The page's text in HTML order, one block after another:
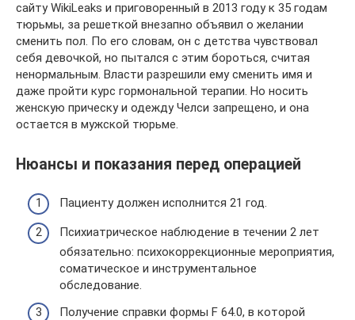
сайту WikiLeaks и приговоренный в 2013 году к 35 годам
тюрьмы, за решеткой внезапно объявил о желании
сменить пол. По его словам, он с детства чувствовал
себя девочкой, но пытался с этим бороться, считая
ненормальным. Власти разрешили ему сменить имя и
даже пройти курс гормональной терапии. Но носить
женскую прическу и одежду Челси запрещено, и она
остается в мужской тюрьме.
Нюансы и показания перед операцией
Пациенту должен исполнится 21 год.
Психиатрическое наблюдение в течении 2 лет
обязательно: психокоррекционные мероприятия,
соматическое и инструментальное
обследование.
Получение справки формы F 64.0, в которой